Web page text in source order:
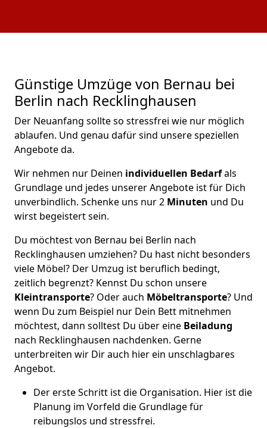
Günstige Umzüge von Bernau bei
Berlin nach Recklinghausen
Der Neuanfang sollte so stressfrei wie nur möglich
ablaufen. Und genau dafür sind unsere speziellen
Angebote da.
Wir nehmen nur Deinen individuellen Bedarfals
Grundlage und jedes unserer Angebote ist für Dich
unverbindlich. Schenke uns nur 2 Minuten und Du
wirst begeistert sein.
Du möchtest von Bernau bei Berlin nach
Recklinghausen umziehen? Du hast nicht besonders
viele Möbel? Der Umzug ist beruflich bedingt,
zeitlich begrenzt? Kennst Du schon unsere
Kleintransporte? Oder auch Möbeltransporte? Und
wenn Du zum Beispiel nur Dein Bett mitnehmen
möchtest, dann solltest Du über eine Beiladung
nach Recklinghausen nachdenken. Gerne
unterbreiten wir Dir auch hier ein unschlagbares
Angebot.
Der erste Schritt ist die Organisation. Hier ist die
Planung im Vorfeld die Grundlage für
reibungslos und stressfrei.